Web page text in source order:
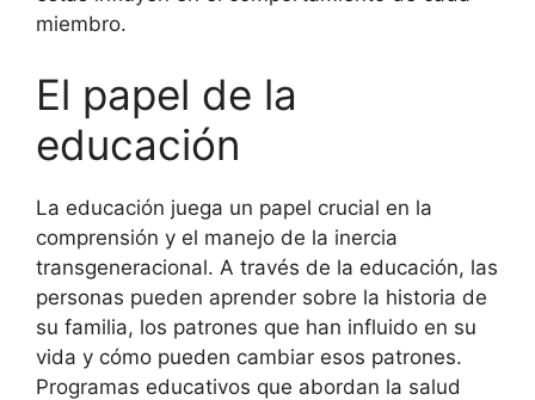
miembro.
El papel de la
educación
La educación juega un papel crucial en la
comprensión y el manejo de la inercia
transgeneracional. A través de la educación, las
personas pueden aprender sobre la historia de
su familia, los patrones que han influido en su
vida y cómo pueden cambiar esos patrones.
Programas educativos que abordan la salud